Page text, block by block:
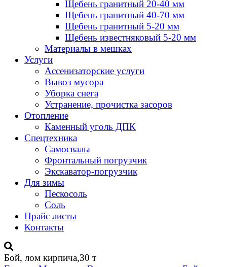
Щебень гранитный 20-40 мм
Щебень гранитный 40-70 мм
Щебень гранитный 5-20 мм
Щебень известняковый 5-20 мм
Материалы в мешках
Услуги
Ассенизаторские услуги
Вывоз мусора
Уборка снега
Устранение, прочистка засоров
Отопление
Каменный уголь ДПК
Спецтехника
Самосвалы
Фронтальный погрузчик
Экскаватор-погрузчик
Для зимы
Пескосоль
Соль
Прайс листы
Контакты
Бой, лом кирпича,30 т